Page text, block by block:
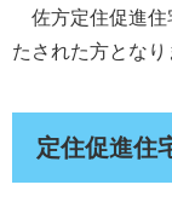
佐方定住促進住
たされた方となり
定住促進住